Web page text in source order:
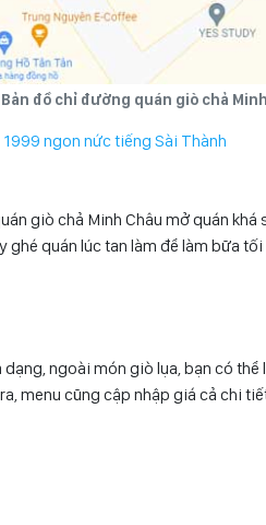
Bản đồ chỉ đường quán giò chả
ngon nức tiếng Sài Thành
giò chả Minh Châu mở quán
quán lúc tan làm để làm bữa tối
ngoài món giò lụa, bạn có
menu cũng cập nhập giá cả chi